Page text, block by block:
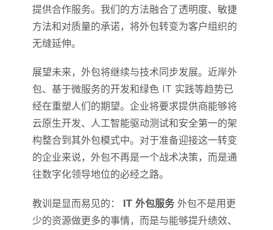
提供合作服务。我们的方法融合了透明度、敏捷
方法和对质量的承诺，将外包转变为客户组织的
无缝延伸。
展望未来，外包将继续与技术同步发展。近岸外
包、基于微服务的开发和绿色 IT 实践等趋势已
经在重塑人们的期望。企业将要求提供商能够将
云原生开发、人工智能驱动测试和安全第一的架
构整合到其外包模式中。对于准备迎接这一转变
的企业来说，外包不再是一个战术决策，而是通
往数字化领导地位的必经之路。
教训是显而易见的： IT 外包服务外包不是用更
少的资源做更多的事情，而是与能够提升绩效、